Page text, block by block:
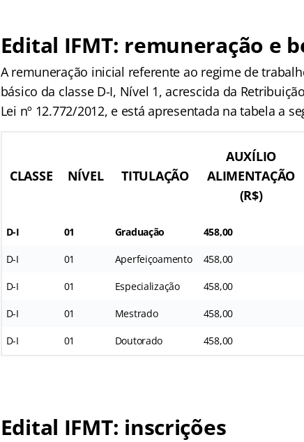
Edital IFMT: remuneração e
A remuneração inicial referente ao regime de
básico da classe D-I, Nível 1, acrescida da
Lei nº 12.772/2012, e está apresentada na tabela a
CLASSE NÍVEL TITULAÇÃO
AUXÍLIO
ALIMENTAÇÃO
(R$)
D-I 01 Graduação 458,00
D-I 01 Aperfeiçoamento 458,00
D-I 01 Especialização 458,00
D-I 01 Mestrado 458,00
D-I 01 Doutorado 458,00
Edital IFMT: inscrições